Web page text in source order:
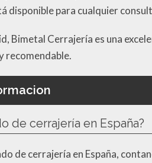
disponible para cualquier
Bimetal Cerrajería es una
recomendable.
de cerrajería en España?
de cerrajería en España,